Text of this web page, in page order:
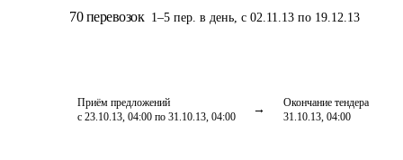
70 перевозок 1–5 пер. в день, с 02.11.13 по 19.12.13
Приём предложений
с 23.10.13, 04:00 по 31.10.13, 04:00
Окончание тендера
31.10.13, 04:00